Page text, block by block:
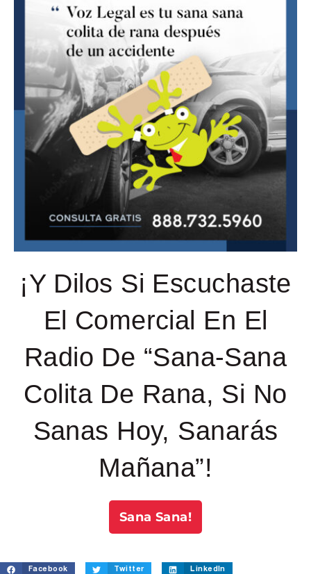
¡Y Dilos Si Escuchaste
El Comercial En El
Radio De “Sana-Sana
Colita De Rana, Si No
Sanas Hoy, Sanarás
Mañana”!
Sana Sana!
Facebook Twitter LinkedIn